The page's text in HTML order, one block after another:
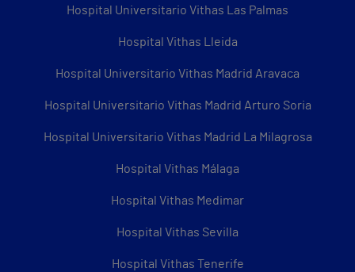
Hospital Universitario Vithas Las Palmas
Hospital Vithas Lleida
Hospital Universitario Vithas Madrid Aravaca
Hospital Universitario Vithas Madrid Arturo Soria
Hospital Universitario Vithas Madrid La Milagrosa
Hospital Vithas Málaga
Hospital Vithas Medimar
Hospital Vithas Sevilla
Hospital Vithas Tenerife